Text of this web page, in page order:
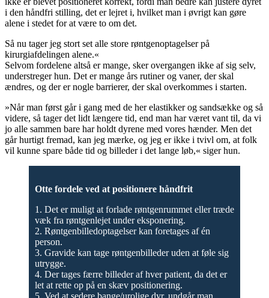
i den håndfri stilling, det er lejret i, hvilket man i øvrigt kan gøre
alene i stedet for at være to om det.
Så nu tager jeg stort set alle store røntgenoptagelser på
kirurgiafdelingen alene.«
Selvom fordelene altså er mange, sker overgangen ikke af sig selv,
understreger hun. Det er mange års rutiner og vaner, der skal
ændres, og der er nogle barrierer, der skal overkommes i starten.
»Når man først går i gang med de her elastikker og sandsække og så
videre, så tager det lidt længere tid, end man har været vant til, da vi
jo alle sammen bare har holdt dyrene med vores hænder. Men det
går hurtigt fremad, kan jeg mærke, og jeg er ikke i tvivl om, at folk
vil kunne spare både tid og billeder i det lange løb,« siger hun.
Otte fordele ved at positionere håndfrit
1. Det er muligt at forlade røntgenrummet eller træde
væk fra røntgenlejet under eksponering.
2. Røntgenbilledoptagelser kan foretages af én
person.
3. Gravide kan tage røntgenbilleder uden at føle sig
utrygge.
4. Der tages færre billeder af hver patient, da det er
let at rette op på en skæv positionering.
5. Ved at sedere bange/urolige dyr, undgår man